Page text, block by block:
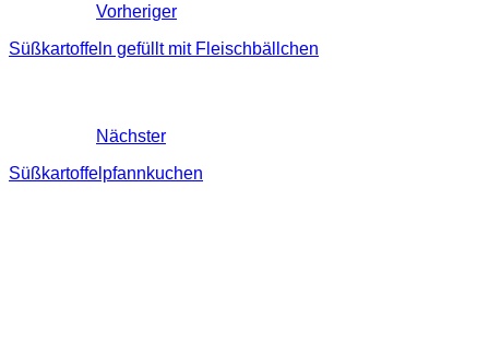
Vorheriger
Süßkartoffeln gefüllt mit Fleischbällchen
Nächster
Süßkartoffelpfannkuchen